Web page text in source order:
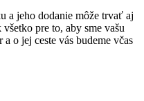
a jeho dodanie môže trvať aj
pre to, aby sme vašu
o jej ceste vás budeme včas